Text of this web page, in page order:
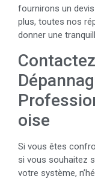
fournirons un
plus, toutes nos
donner une
oise
Si vous êtes
si vous souhaitez
votre système,